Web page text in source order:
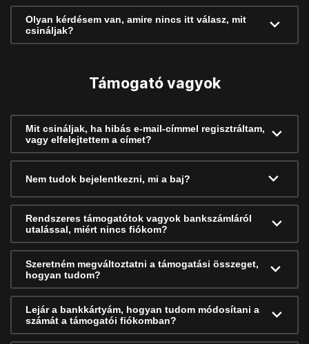
Olyan kérdésem van, amire nincs itt válasz, mit
csináljak?
Támogató vagyok
Mit csináljak, ha hibás e-mail-címmel regisztráltam,
vagy elfelejtettem a címet?
Nem tudok bejelentkezni, mi a baj?
Rendszeres támogatótok vagyok bankszámláról
utalással, miért nincs fiókom?
Szeretném megváltoztatni a támogatási összeget,
hogyan tudom?
Lejár a bankkártyám, hogyan tudom módosítani a
számát a támogatói fiókomban?